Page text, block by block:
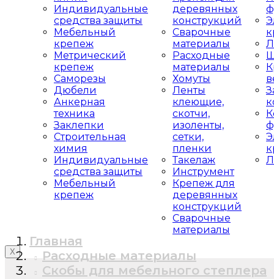
Индивидуальные
средства защиты
Мебельный
крепеж
Метрический
крепеж
Саморезы
Дюбели
Анкерная
техника
Заклепки
Строительная
химия
Индивидуальные
средства защиты
Мебельный
крепеж
деревянных
конструкций
Сварочные
материалы
Расходные
материалы
Хомуты
Ленты
клеющие,
скотчи,
изоленты,
сетки,
пленки
Такелаж
Инструмент
Крепеж для
деревянных
конструкций
Сварочные
материалы
X
Главная
Расходные материалы
Скобы для мебельного степлера